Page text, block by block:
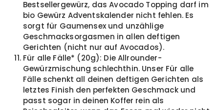
Bestsellergewürz, das Avocado Topping darf im
bio Gewürz Adventskalender nicht fehlen. Es
sorgt für Gaumensex und unzählige
Geschmacksorgasmen in allen deftigen
Gerichten (nicht nur auf Avocados).
Für alle Fälle* (20g): Die Allrounder-
Gewürzmischung schlechthin. Unser Für alle
Fälle schenkt all deinen deftigen Gerichten als
letztes Finish den perfekten Geschmack und
passt sogar in deinen Koffer rein als